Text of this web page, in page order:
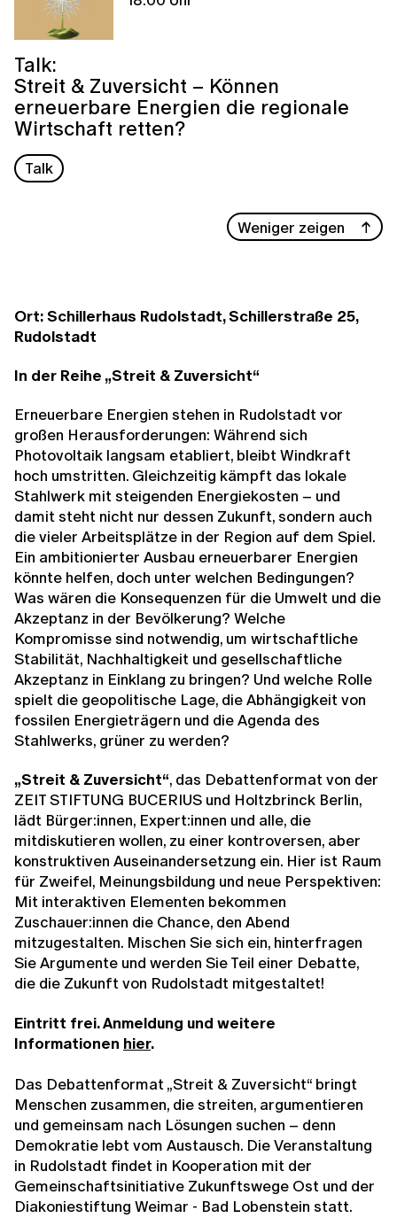
Talk:
Streit & Zuversicht – Können
erneuerbare Energien die regionale
Wirtschaft retten?
Talk
Weniger zeigen
Ort: Schillerhaus Rudolstadt, Schillerstraße 25,
Rudolstadt
In der Reihe „Streit & Zuversicht“
Erneuerbare Energien stehen in Rudolstadt vor
großen Herausforderungen: Während sich
Photovoltaik langsam etabliert, bleibt Windkraft
hoch umstritten. Gleichzeitig kämpft das lokale
Stahlwerk mit steigenden Energiekosten – und
damit steht nicht nur dessen Zukunft, sondern auch
die vieler Arbeitsplätze in der Region auf dem Spiel.
Ein ambitionierter Ausbau erneuerbarer Energien
könnte helfen, doch unter welchen Bedingungen?
Was wären die Konsequenzen für die Umwelt und die
Akzeptanz in der Bevölkerung? Welche
Kompromisse sind notwendig, um wirtschaftliche
Stabilität, Nachhaltigkeit und gesellschaftliche
Akzeptanz in Einklang zu bringen? Und welche Rolle
spielt die geopolitische Lage, die Abhängigkeit von
fossilen Energieträgern und die Agenda des
Stahlwerks, grüner zu werden?
„Streit & Zuversicht“, das Debattenformat von der
ZEIT STIFTUNG BUCERIUS und Holtzbrinck Berlin,
lädt Bürger:innen, Expert:innen und alle, die
mitdiskutieren wollen, zu einer kontroversen, aber
konstruktiven Auseinandersetzung ein. Hier ist Raum
für Zweifel, Meinungsbildung und neue Perspektiven:
Mit interaktiven Elementen bekommen
Zuschauer:innen die Chance, den Abend
mitzugestalten. Mischen Sie sich ein, hinterfragen
Sie Argumente und werden Sie Teil einer Debatte,
die die Zukunft von Rudolstadt mitgestaltet!
Eintritt frei. Anmeldung und weitere
Informationen hier.
Das Debattenformat „Streit & Zuversicht“ bringt
Menschen zusammen, die streiten, argumentieren
und gemeinsam nach Lösungen suchen – denn
Demokratie lebt vom Austausch. Die Veranstaltung
in Rudolstadt findet in Kooperation mit der
Gemeinschaftsinitiative Zukunftswege Ost und der
Diakoniestiftung Weimar - Bad Lobenstein statt.